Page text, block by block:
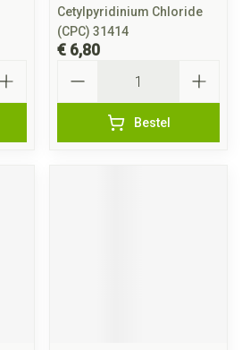
Cetylpyridinium Chloride
(CPC) 31414
€ 6,80
Bestel